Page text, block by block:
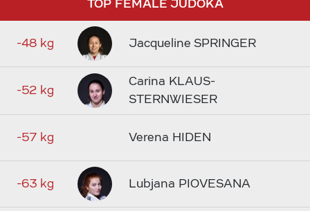
TOP FEMALE JUDOKA
-48 kg Jacqueline SPRINGER
-52 kg
Carina KLAUS-
STERNWIESER
-57 kg Verena HIDEN
-63 kg Lubjana PIOVESANA